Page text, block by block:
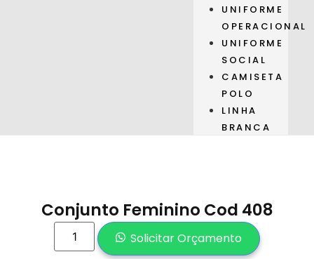
UNIFORME
OPERACIONAL
UNIFORME
SOCIAL
CAMISETA
POLO
LINHA
BRANCA
Conjunto Feminino Cod 408
Solicitar Orçamento